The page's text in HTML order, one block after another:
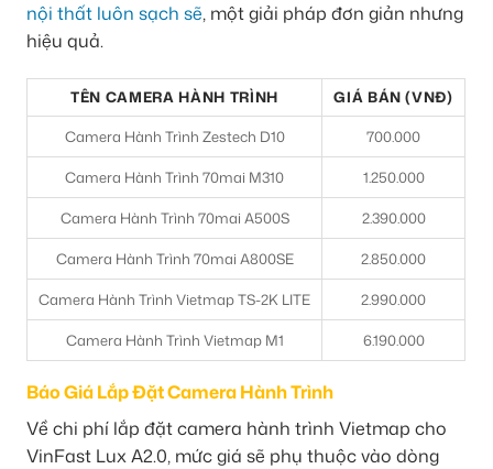
nội thất luôn sạch sẽ, một giải pháp đơn giản nhưng
hiệu quả.
TÊN CAMERA HÀNH TRÌNH
GIÁ BÁN (VNĐ)
Camera Hành Trình Zestech D10
700.000
Camera Hành Trình 70mai M310 1.250.000
Camera Hành Trình 70mai A500S 2.390.000
Camera Hành Trình 70mai A800SE 2.850.000
Camera Hành Trình Vietmap TS-2K LITE 2.990.000
Camera Hành Trình Vietmap M1 6.190.000
Báo Giá Lắp Đặt Camera Hành Trình
Về chi phí lắp đặt camera hành trình Vietmap cho
VinFast Lux A2.0, mức giá sẽ phụ thuộc vào dòng